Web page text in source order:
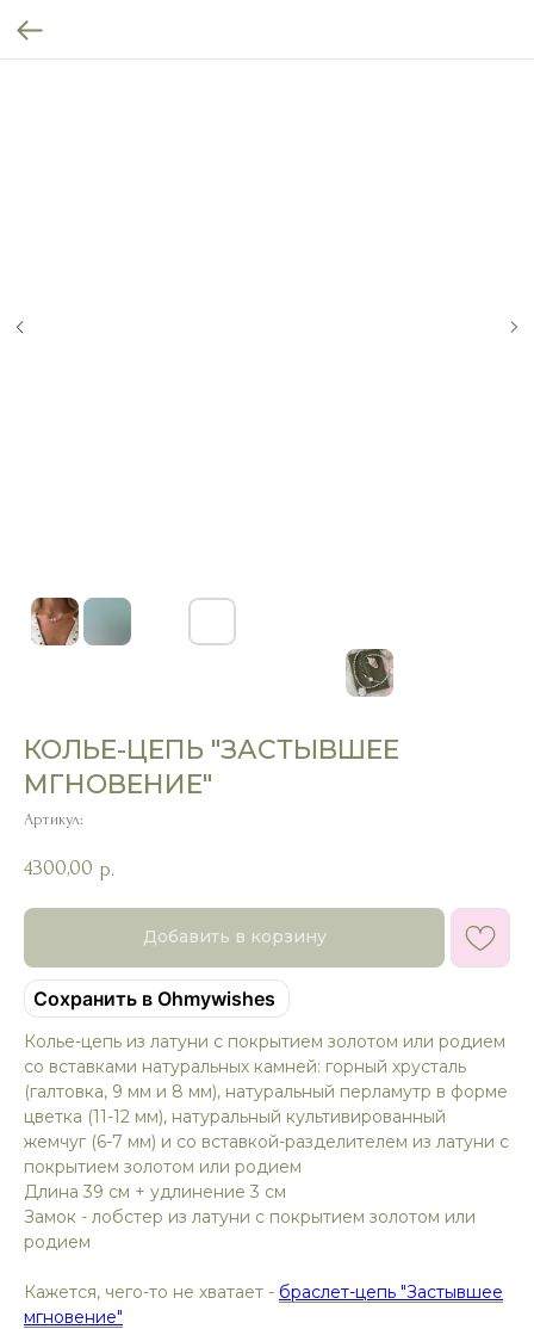
КОЛЬЕ-ЦЕПЬ "ЗАСТЫВШЕЕ
МГНОВЕНИЕ"
Артикул:
4300,00 р.
Добавить в корзину
Сохранить в Ohmywishes
Колье-цепь из латуни с покрытием золотом или родием
со вставками натуральных камней: горный хрусталь
(галтовка, 9 мм и 8 мм), натуральный перламутр в форме
цветка (11-12 мм), натуральный культивированный
жемчуг (6-7 мм) и со вставкой-разделителем из латуни с
покрытием золотом или родием
Длина 39 см + удлинение 3 см
Замок - лобстер из латуни с покрытием золотом или
родием
Кажется, чего-то не хватает - браслет-цепь "Застывшее
мгновение"